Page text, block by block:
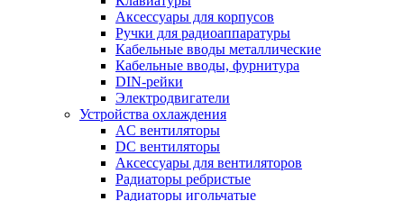
Аксессуары для корпусов
Ручки для радиоаппаратуры
Кабельные вводы металлические
Кабельные вводы, фурнитура
DIN-рейки
Электродвигатели
Устройства охлаждения
AC вентиляторы
DC вентиляторы
Аксессуары для вентиляторов
Радиаторы ребристые
Радиаторы игольчатые